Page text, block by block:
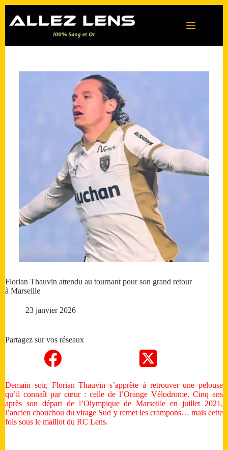
contenu
Florian Thauvin attendu au tournant pour son grand retour
à Marseille
23 janvier 2026
Partagez sur vos réseaux
Demain soir, Florian Thauvin s’apprête à retrouver une pelouse
qu’il connaît par cœur : celle de l’Orange Vélodrome. Cinq ans
après son départ de l’Olympique de Marseille en juillet 2021,
l’ancien chouchou du virage Sud y remet les crampons… mais cette
fois sous le maillot du RC Lens.